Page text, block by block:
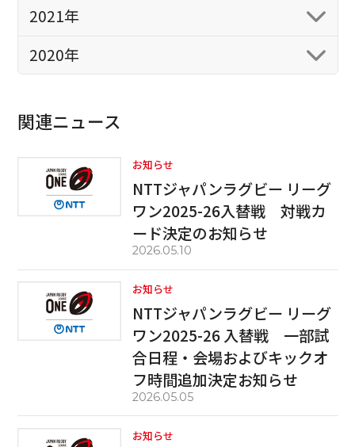
2021年
2020年
関連ニュース
お知らせ
NTTジャパンラグビー リーグ
ワン2025-26入替戦 対戦カ
ード決定のお知らせ
2026.05.10
お知らせ
NTTジャパンラグビー リーグ
ワン2025-26 入替戦 一部試
合日程・会場およびキックオ
フ時間追加決定お知らせ
2026.05.05
お知らせ